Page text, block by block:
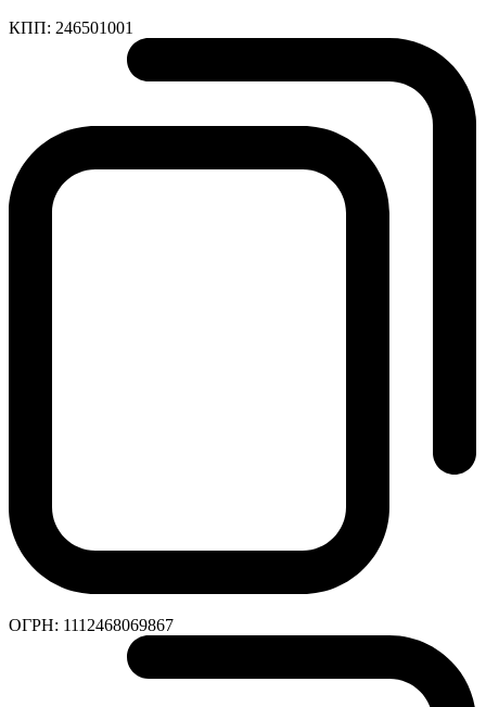
КПП: 246501001
ОГРН: 1112468069867